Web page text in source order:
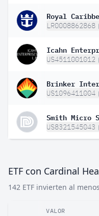
Royal
LR0008862868
US4511001012
Brinker
US1096411004
Smith Micro
US8321545043
ETF con Cardinal
142 ETF invierten al
VALOR